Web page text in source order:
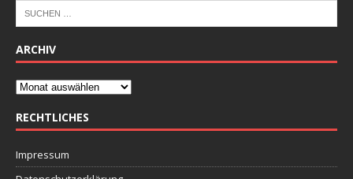
ARCHIV
RECHTLICHES
Impressum